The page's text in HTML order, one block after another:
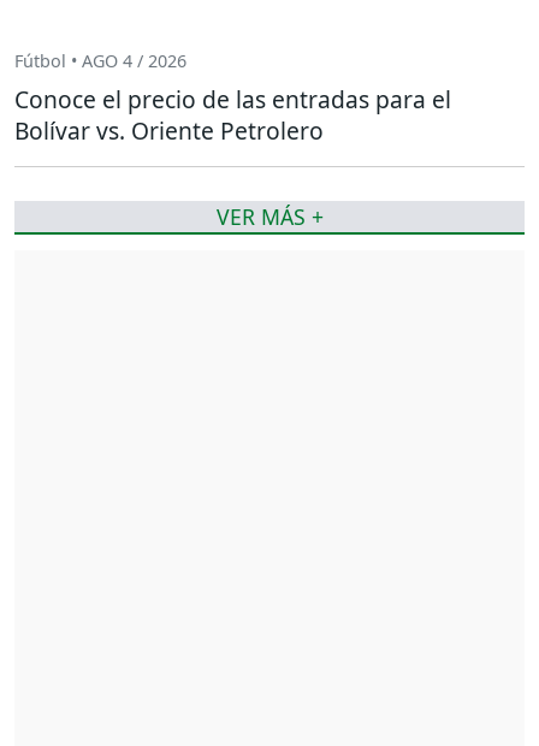
Fútbol • AGO 4 / 2026
Conoce el precio de las entradas para el
Bolívar vs. Oriente Petrolero
VER MÁS +